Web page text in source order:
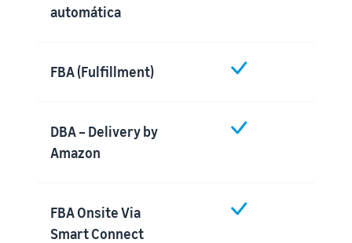
automática
FBA (Fulfillment)
DBA – Delivery by
Amazon
FBA Onsite Via
Smart Connect